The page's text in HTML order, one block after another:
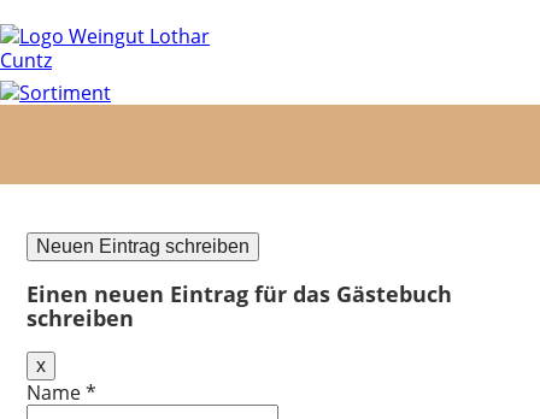
Einen neuen Eintrag für das Gästebuch
schreiben
xDieses
Formular
ausblenden
Name*